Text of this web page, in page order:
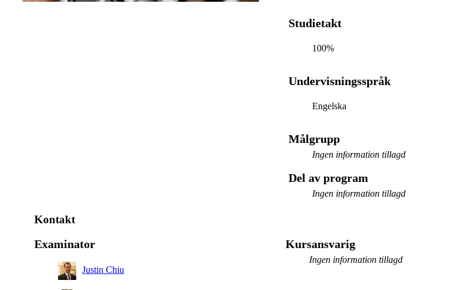
Studietakt
100%
Undervisningsspråk
Engelska
Målgrupp
Ingen information tillagd
Del av program
Ingen information tillagd
Kontakt
Examinator
Justin Chiu
Kursansvarig
Ingen information tillagd